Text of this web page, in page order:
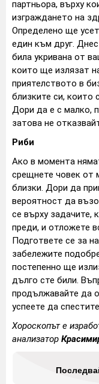
партньора, върху
изграждането на
Определено ще
един към друг.
била укривана от
които ще излязат
приятелството в
близките си, които
Дори да е с малко,
затова не
Риби
Ако в момента
срещнете човек от
близки. Дори да
вероятност да
се върху задачите,
преди, и отложете
Подгответе се за
забележите
постепенно ще
дълго сте били.
продължавайте да
успеете да спестите.
Хороскопът е
анализатор